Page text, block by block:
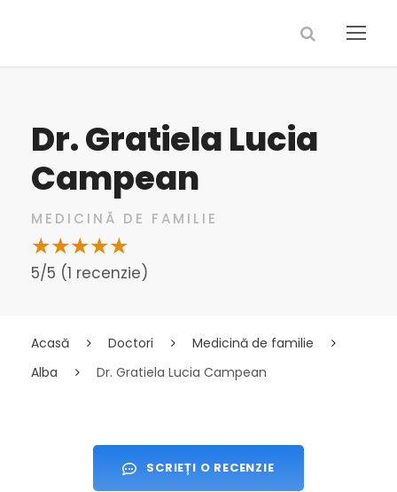
Dr. Gratiela Lucia
Campean
MEDICINĂ DE FAMILIE
5/5 (1 recenzie)
Acasă Doctori
Medicină de familie
Alba
Dr. Gratiela Lucia Campean
SCRIEȚI O RECENZIE